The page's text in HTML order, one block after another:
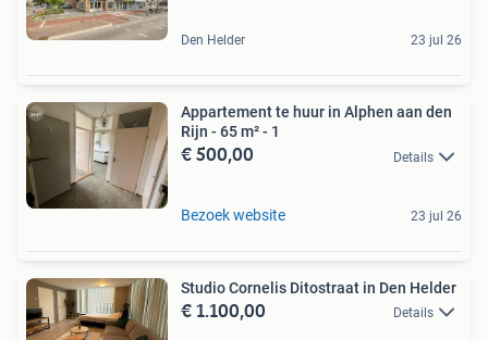
Den Helder 23 jul 26
Appartement te huur in Alphen aan den
Rijn - 65 m² - 1
€ 500,00 Details
Bezoek website 23 jul 26
Studio Cornelis Ditostraat in Den Helder
€ 1.100,00 Details